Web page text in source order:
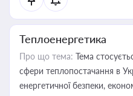
Теплоенергетика
Про що тема: Тема
сфери теплопостачання в
енергетичної безпеки,